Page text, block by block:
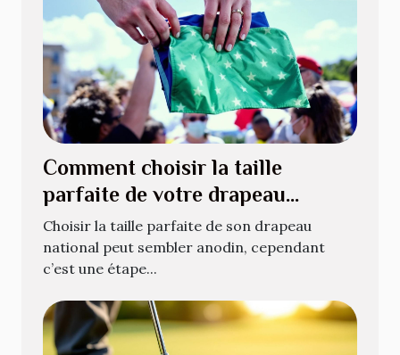
Comment choisir la taille
parfaite de votre drapeau
national ?
Choisir la taille parfaite de son drapeau
national peut sembler anodin, cependant
c’est une étape...